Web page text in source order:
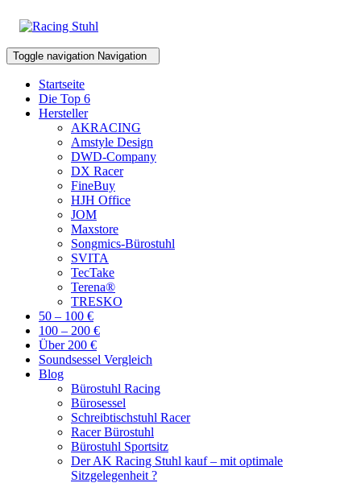
Toggle navigation Navigation
Startseite
Die Top 6
Hersteller
AKRACING
Amstyle Design
DWD-Company
DX Racer
FineBuy
HJH Office
JOM
Maxstore
Songmics-Bürostuhl
SVITA
TecTake
Terena®
TRESKO
50 – 100 €
100 – 200 €
Über 200 €
Soundsessel Vergleich
Blog
Bürostuhl Racing
Bürosessel
Schreibtischstuhl Racer
Racer Bürostuhl
Bürostuhl Sportsitz
Der AK Racing Stuhl kauf – mit optimale
Sitzgelegenheit ?